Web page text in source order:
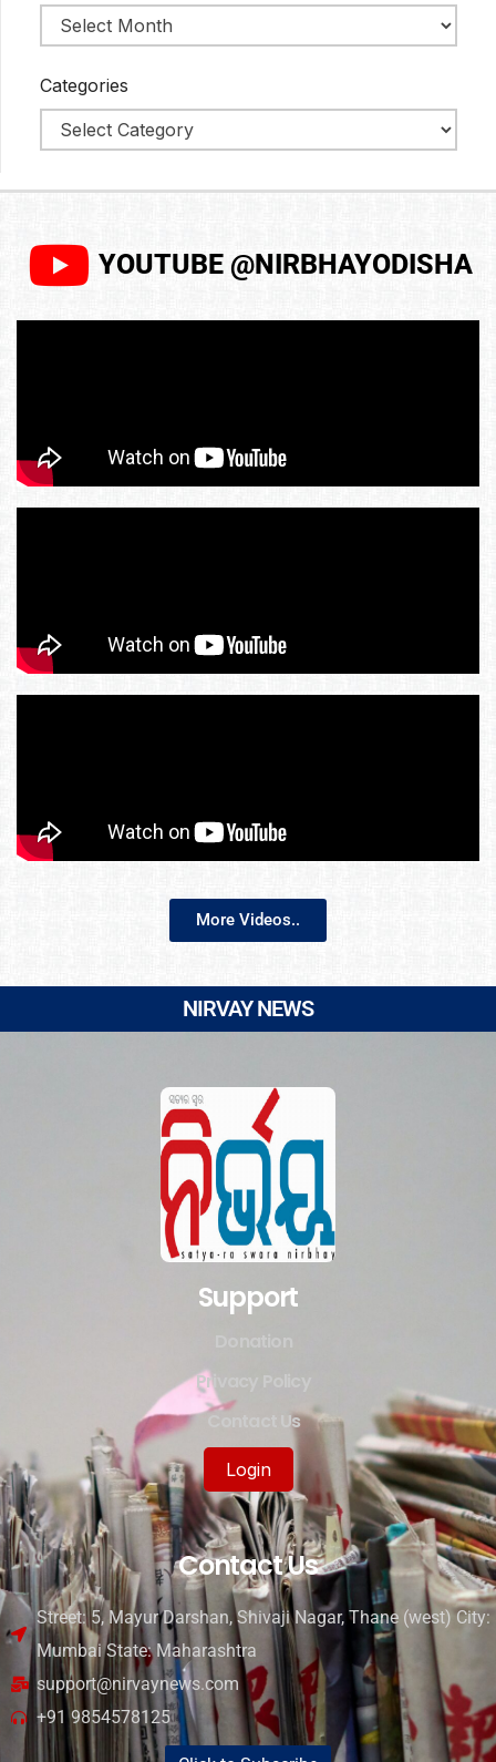
Categories
YOUTUBE @NIRBHAYODISHA
More Videos..
NIRVAY NEWS
Support
Privacy Policy
Contact Us
Login
Contact Us
Street: 5, Mayur Darshan, Shivaji Nagar, Thane (west) City:
Mumbai State: Maharashtra
support@nirvaynews.com
+91 9854578125